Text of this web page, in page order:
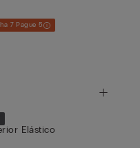
7 Pague 5
Elástico